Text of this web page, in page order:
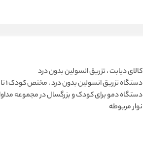
کالای دیابت ، تزریق انسولین بدون درد
دستگاه دمو برای کودک و بزرگسال در مجموعه
نوار مربوطه